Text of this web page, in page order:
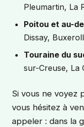
Pleumartin, La
Poitou et au-
Dissay,
Touraine du
sur-Creuse, La
Si vous ne voyez
vous hésitez à
appeler : dans la